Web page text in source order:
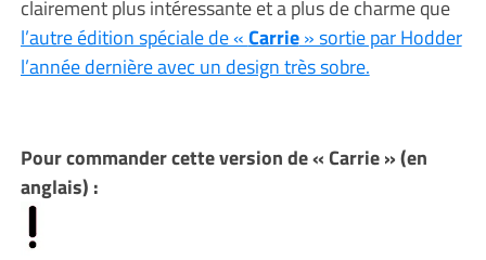
clairement plus intéressante et a plus de charme que
l’autre édition spéciale de «Carrie» sortie par Hodder
l’année dernière avec un design très sobre.
Pour commander cette version de « Carrie » (en
anglais) :